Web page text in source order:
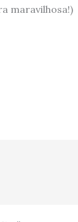
maravilhosa!)